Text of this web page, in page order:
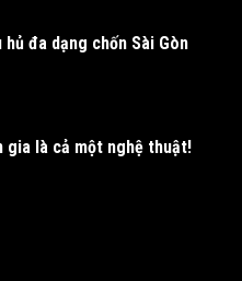
đa dạng chốn Sài Gòn
gia là cả một nghệ thuật!